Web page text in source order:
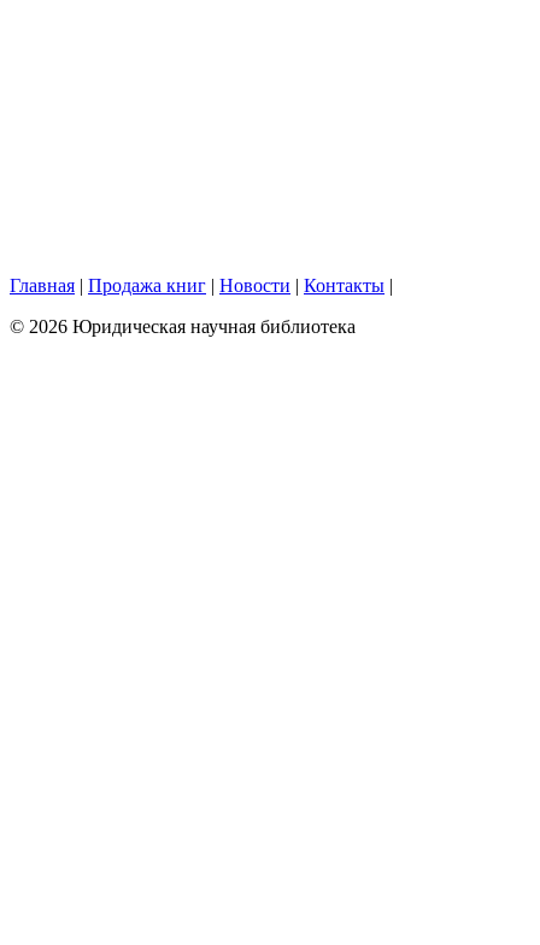
Главная | Продажа книг | Новости | Контакты |
© 2026 Юридическая научная библиотека